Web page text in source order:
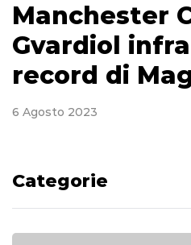
Manchester
Gvardiol
record di
6 Agosto 2023
Categorie